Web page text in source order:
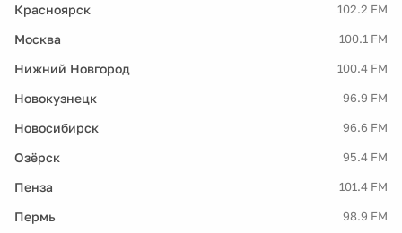
Красноярск 102.2 FM
Москва 100.1 FM
Нижний Новгород 100.4 FM
Новокузнецк 96.9 FM
Новосибирск 96.6 FM
Озёрск 95.4 FM
Пенза 101.4 FM
Пермь 98.9 FM